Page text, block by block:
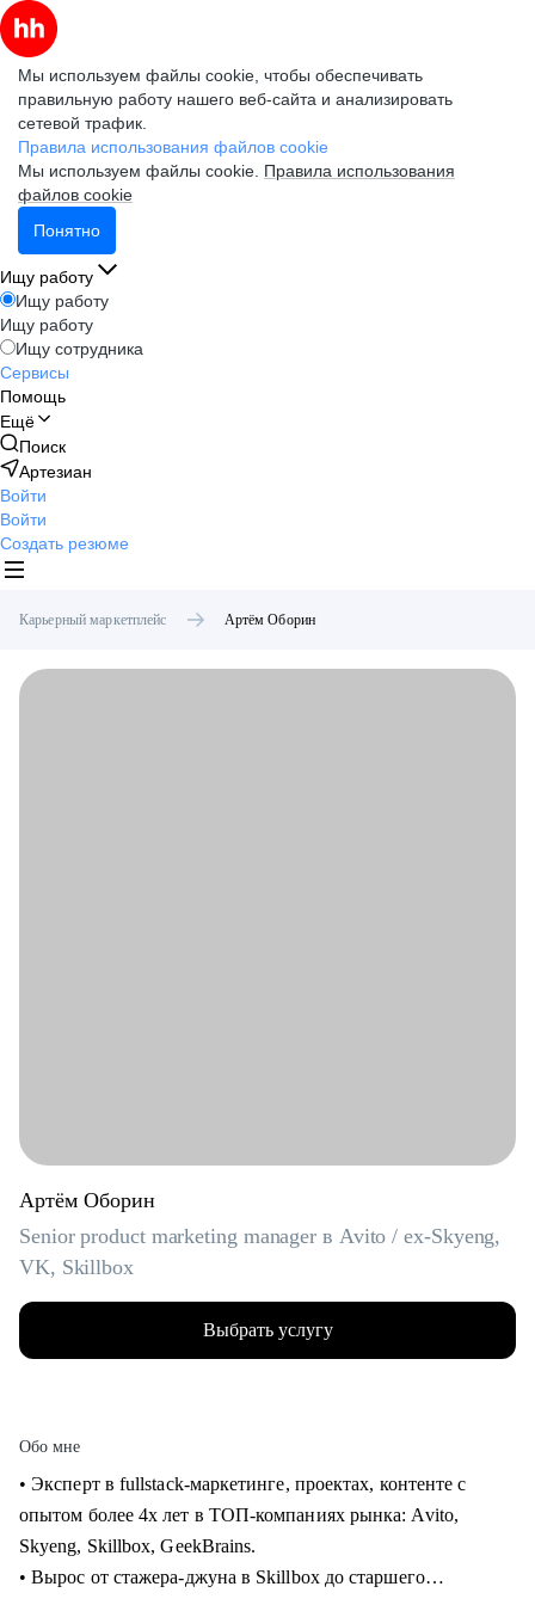
Мы используем файлы cookie, чтобы обеспечивать
правильную работу нашего веб-сайта и анализировать
сетевой трафик.
Правила использования файлов cookie
Мы используем файлы cookie. Правила использования
файлов cookie
Понятно
Ищу работу
Ищу работу
Ищу работу
Ищу сотрудника
Сервисы
Помощь
Ещё
Поиск
Артезиан
Войти
Войти
Создать резюме
Карьерный маркетплейс Артём Оборин
Артём Оборин
Senior product marketing manager в Avito / ex-Skyeng,
VK, Skillbox
Выбрать услугу
Обо мне
• Эксперт в fullstack-маркетинге, проектах, контенте с
опытом более 4х лет в ТОП-компаниях рынка: Avito,
Skyeng, Skillbox, GeekBrains.
• Вырос от стажера-джуна в Skillbox до старшего